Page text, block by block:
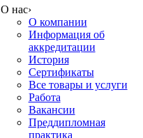
О нас›
О компании
Информация об
аккредитации
История
Сертификаты
Все товары и услуги
Работа
Вакансии
Преддипломная
практика